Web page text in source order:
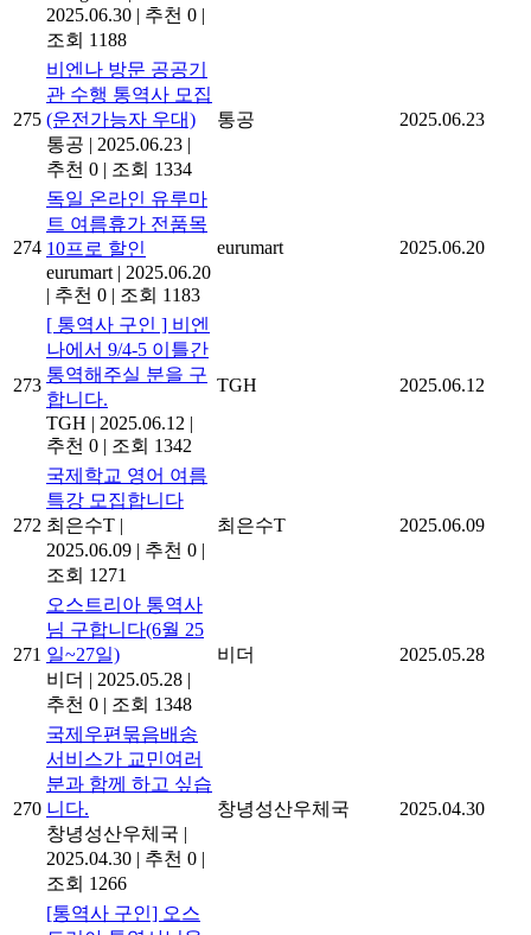
2025.06.30 | 추천 0 |
조회 1188
275
비엔나 방문 공공기
관 수행 통역사 모집
(운전가능자 우대)
통공 | 2025.06.23 |
추천 0 | 조회 1334
통공 2025.06.23
274
독일 온라인 유루마
트 여름휴가 전품목
10프로 할인
eurumart | 2025.06.20
| 추천 0 | 조회 1183
eurumart 2025.06.20
273
[ 통역사 구인 ] 비엔
나에서 9/4-5 이틀간
통역해주실 분을 구
합니다.
TGH | 2025.06.12 |
추천 0 | 조회 1342
TGH 2025.06.12
272
국제학교 영어 여름
특강 모집합니다
최은수T |
2025.06.09 | 추천 0 |
조회 1271
최은수T 2025.06.09
271
오스트리아 통역사
님 구합니다(6월 25
일~27일)
비더 | 2025.05.28 |
추천 0 | 조회 1348
비더 2025.05.28
270
국제우편묶음배송
서비스가 교민여러
분과 함께 하고 싶습
니다.
창녕성산우체국 |
2025.04.30 | 추천 0 |
조회 1266
창녕성산우체국 2025.04.30
[통역사 구인] 오스